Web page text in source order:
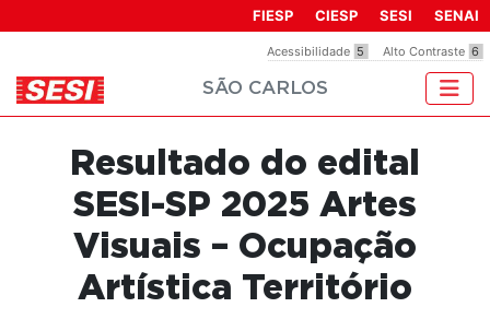
Acessibilidade 5 Alto Contraste 6
FIESP CIESP SESI SENAI
SÃO CARLOS
Resultado do edital
SESI-SP 2025 Artes
Visuais – Ocupação
Artística Território